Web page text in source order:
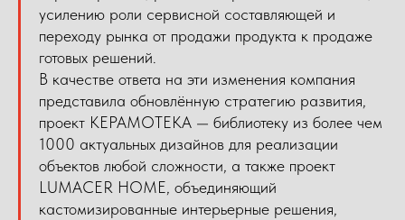
усилению роли сервисной составляющей и
переходу рынка от продажи продукта к продаже
готовых решений.
В качестве ответа на эти изменения компания
представила обновлённую стратегию развития,
проект КЕРАМОТЕКА — библиотеку из более чем
1000 актуальных дизайнов для реализации
объектов любой сложности, а также проект
LUMACER HOME, объединяющий
кастомизированные интерьерные решения,